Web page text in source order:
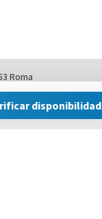
disponibilidad
Roma